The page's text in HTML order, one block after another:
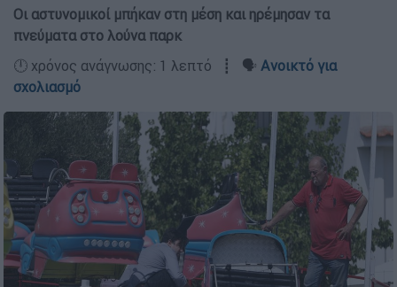
Οι αστυνομικοί μπήκαν στη μέση και ηρέμησαν τα
πνεύματα στο λούνα παρκ
🕛 χρόνος ανάγνωσης: 1 λεπτό ┋ 🗣️ Ανοικτό για
σχολιασμό